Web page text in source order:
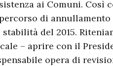
ai Comuni. Così
di
del 2015.
– aprire con il
opera di